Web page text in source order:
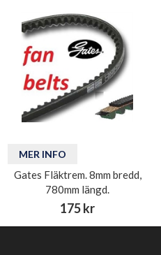
MER INFO
Gates Fläktrem. 8mm bredd,
780mm längd.
175 kr